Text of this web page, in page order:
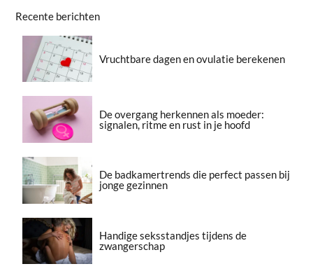
Recente berichten
Vruchtbare dagen en ovulatie berekenen
De overgang herkennen als moeder:
signalen, ritme en rust in je hoofd
De badkamertrends die perfect passen bij
jonge gezinnen
Handige seksstandjes tijdens de
zwangerschap